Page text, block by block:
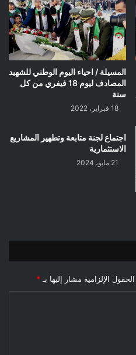
المسيلة / احياء اليوم الوطني للشهيد
المصادف ليوم 18 فيفري من كل
سنة
18 فبراير، 2022
اجتماع لجنة متابعة وتطهير المشاريع
الاستثمارية
21 مايو، 2024
الحقول الإلزامية مشار إليها بـ *